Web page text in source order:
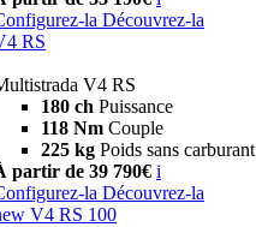
la Découvrez-la
RS
V4 RS
180 ch Puissance
118 Nm Couple
225 kg Poids sans carburant
partir de 39 790€ i
la Découvrez-la
V4 RS 100